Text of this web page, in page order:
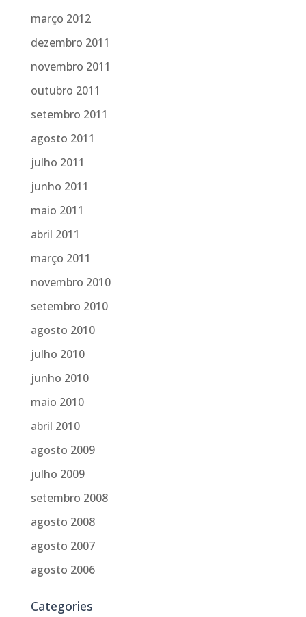
março 2012
dezembro 2011
novembro 2011
outubro 2011
setembro 2011
agosto 2011
julho 2011
junho 2011
maio 2011
abril 2011
março 2011
novembro 2010
setembro 2010
agosto 2010
julho 2010
junho 2010
maio 2010
abril 2010
agosto 2009
julho 2009
setembro 2008
agosto 2008
agosto 2007
agosto 2006
Categories